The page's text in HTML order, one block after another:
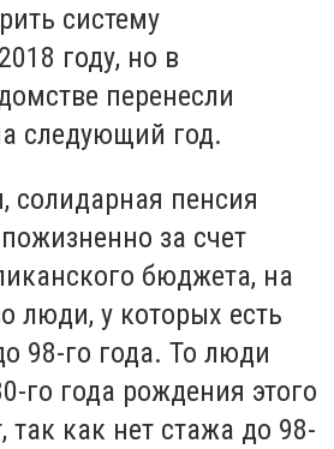
систему
году, но в
перенесли
следующий год.
солидарная пенсия
за счет
бюджета, на
люди, у которых есть
98-го года. То люди
го года рождения этого
как нет стажа до 98-